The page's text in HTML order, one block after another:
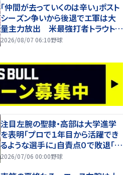
「仲間が去っていくのは辛い」ポスト
シーズン争いから後退でエ軍は大
量主力放出 米最強打者トラウトが
球団意向に本音吐露「理想とはかけ
2026/08/07 06:10野球
注目左腕の聖隷・高部は大学進学
を表明「プロで１年目から活躍でき
るような選手に」自責点０で敗退「思
ったような球がいかなかった」
2026/07/06 00:00野球